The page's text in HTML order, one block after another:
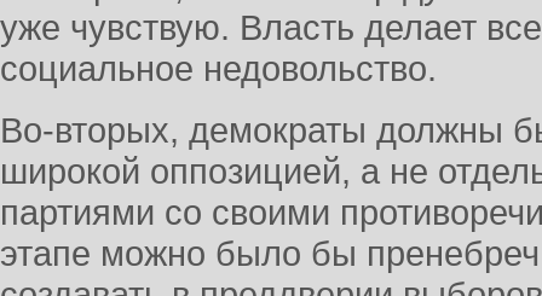
уже чувствую. Власть делает
социальное недовольство.
Во-вторых, демократы должны
широкой оппозицией, а не
партиями со своими
этапе можно было бы